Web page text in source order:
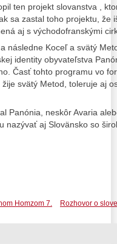
ten projekt slovanstva ,
sa zastal toho projektu, že
aj s východofranskými
následne Koceľ a svätý
identity obyvateľstva
Časť tohto programu vo
svätý Metod, toleruje aj
Panónia, neskôr Avaria
nazývať aj Slovänsko so
Rozhovor o
Homzom 7.